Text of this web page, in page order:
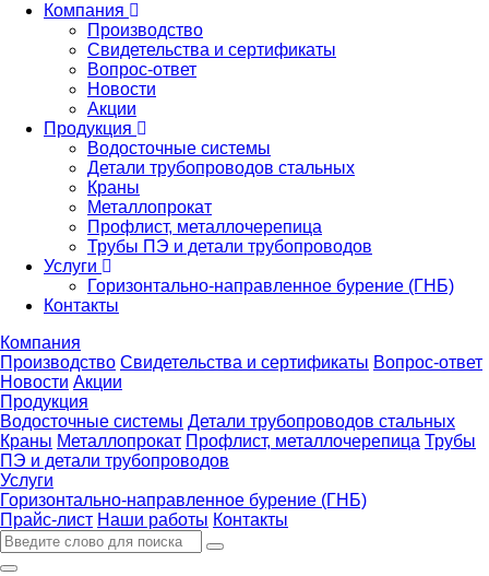
Компания
Производство
Свидетельства и сертификаты
Вопрос-ответ
Новости
Акции
Продукция
Водосточные системы
Детали трубопроводов стальных
Краны
Металлопрокат
Профлист, металлочерепица
Трубы ПЭ и детали трубопроводов
Услуги
Горизонтально-направленное бурение (ГНБ)
Контакты
Компания
Производство Свидетельства и сертификаты Вопрос-ответ
Новости Акции
Продукция
Водосточные системы Детали трубопроводов стальных
Краны Металлопрокат Профлист, металлочерепица Трубы
ПЭ и детали трубопроводов
Услуги
Горизонтально-направленное бурение (ГНБ)
Прайс-лист Наши работы Контакты